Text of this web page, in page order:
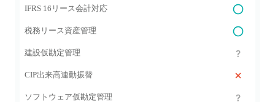
IFRS 16リース会計対応
税務リース資産管理
建設仮勘定管理
CIP出来高連動振替
ソフトウェア仮勘定管理